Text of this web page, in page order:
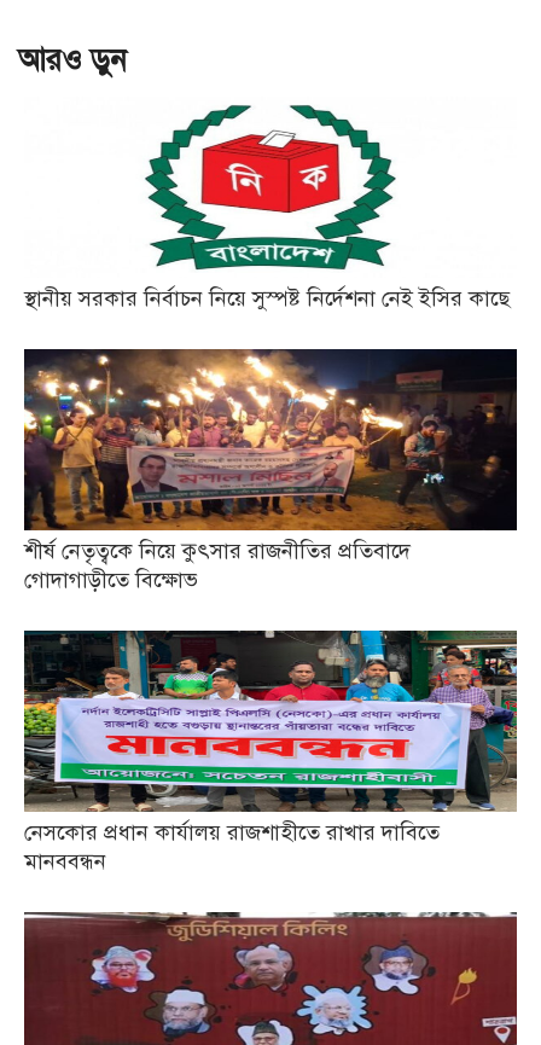
আরও ড়ুন
স্থানীয় সরকার নির্বাচন নিয়ে সুস্পষ্ট নির্দেশনা নেই ইসির কাছে
শীর্ষ নেতৃত্বকে নিয়ে কুৎসার রাজনীতির প্রতিবাদে
গোদাগাড়ীতে বিক্ষোভ
নেসকোর প্রধান কার্যালয় রাজশাহীতে রাখার দাবিতে
মানববন্ধন